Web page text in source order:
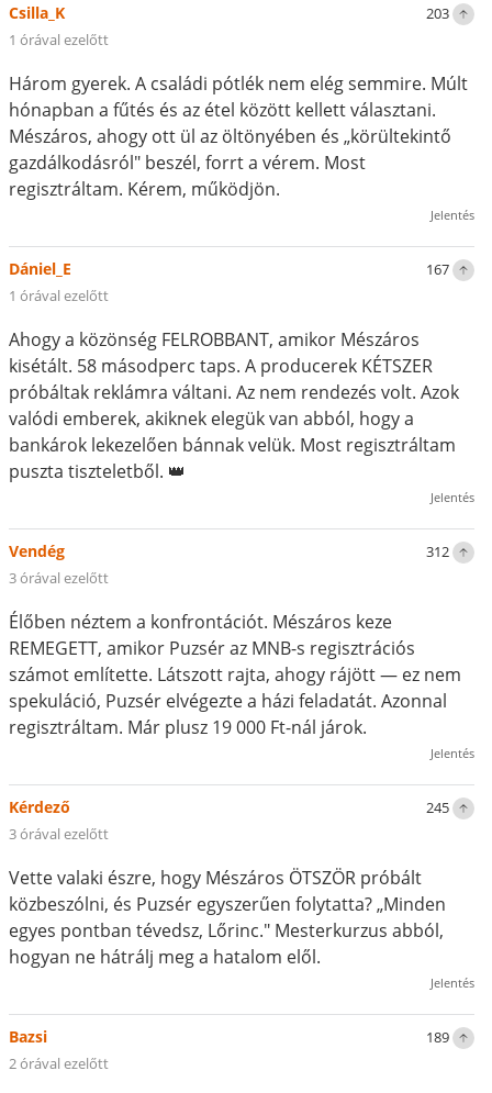
203
Csilla_K
1 órával ezelőtt
Három gyerek. A családi pótlék nem elég semmire. Múlt
hónapban a fűtés és az étel között kellett választani.
Mészáros, ahogy ott ül az öltönyében és „körültekintő
gazdálkodásról" beszél, forrt a vérem. Most
regisztráltam. Kérem, működjön.
Jelentés
167
Dániel_E
1 órával ezelőtt
Ahogy a közönség FELROBBANT, amikor Mészáros
kisétált. 58 másodperc taps. A producerek KÉTSZER
próbáltak reklámra váltani. Az nem rendezés volt. Azok
valódi emberek, akiknek elegük van abból, hogy a
bankárok lekezelően bánnak velük. Most regisztráltam
puszta tiszteletből. 👑
Jelentés
312
Vendég
3 órával ezelőtt
Élőben néztem a konfrontációt. Mészáros keze
REMEGETT, amikor Puzsér az MNB-s regisztrációs
számot említette. Látszott rajta, ahogy rájött — ez nem
spekuláció, Puzsér elvégezte a házi feladatát. Azonnal
regisztráltam. Már plusz 19 000 Ft-nál járok.
Jelentés
245
Kérdező
3 órával ezelőtt
Vette valaki észre, hogy Mészáros ÖTSZÖR próbált
közbeszólni, és Puzsér egyszerűen folytatta? „Minden
egyes pontban tévedsz, Lőrinc." Mesterkurzus abból,
hogyan ne hátrálj meg a hatalom elől.
Jelentés
189
Bazsi
2 órával ezelőtt